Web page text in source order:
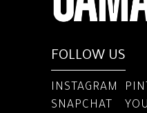
FOLLOW US
INSTAGRAM
SNAPCHAT